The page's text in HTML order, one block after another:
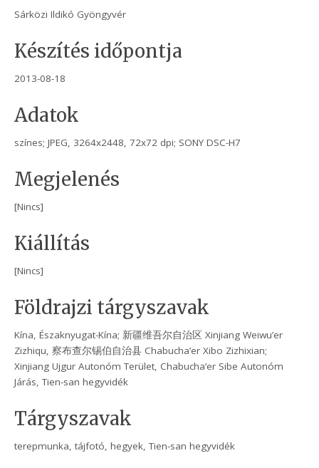
Sárközi Ildikó Gyöngyvér
Készítés időpontja
2013-08-18
Adatok
színes; JPEG, 3264x2448, 72x72 dpi; SONY DSC-H7
Megjelenés
[Nincs]
Kiállítás
[Nincs]
Földrajzi tárgyszavak
Kína, Északnyugat-Kína; 新疆维吾尔自治区 Xinjiang Weiwu’er
Zizhiqu, 察布查尔锡伯自治县 Chabucha’er Xibo Zizhixian;
Xinjiang Ujgur Autonóm Terület, Chabucha’er Sibe Autonóm
Járás, Tien-san hegyvidék
Tárgyszavak
terepmunka, tájfotó, hegyek, Tien-san hegyvidék